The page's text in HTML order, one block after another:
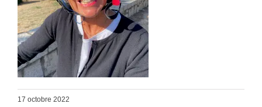
17 octobre 2022